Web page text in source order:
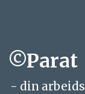
©Parat
- din